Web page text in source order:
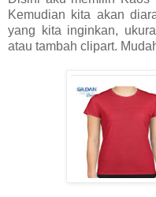
Kemudian kita akan
yang kita inginkan,
atau tambah clipart.